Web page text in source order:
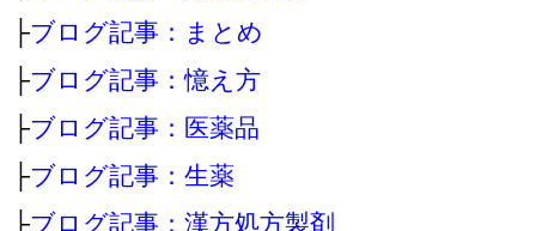
├ブログ記事：まとめ
├ブログ記事：憶え方
├ブログ記事：医薬品
├ブログ記事：生薬
├ブログ記事：漢方処方製剤